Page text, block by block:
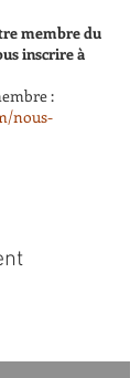
membre du
inscrire à
:
nous-